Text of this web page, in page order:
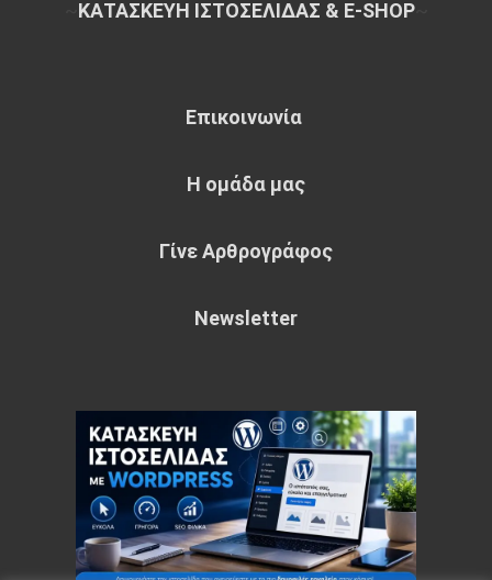
ΚΑΤΑΣΚΕΥΗ ΙΣΤΟΣΕΛΙΔΑΣ & E-SHOP~
Επικοινωνία
Η ομάδα μας
Γίνε Αρθρογράφος
Newsletter